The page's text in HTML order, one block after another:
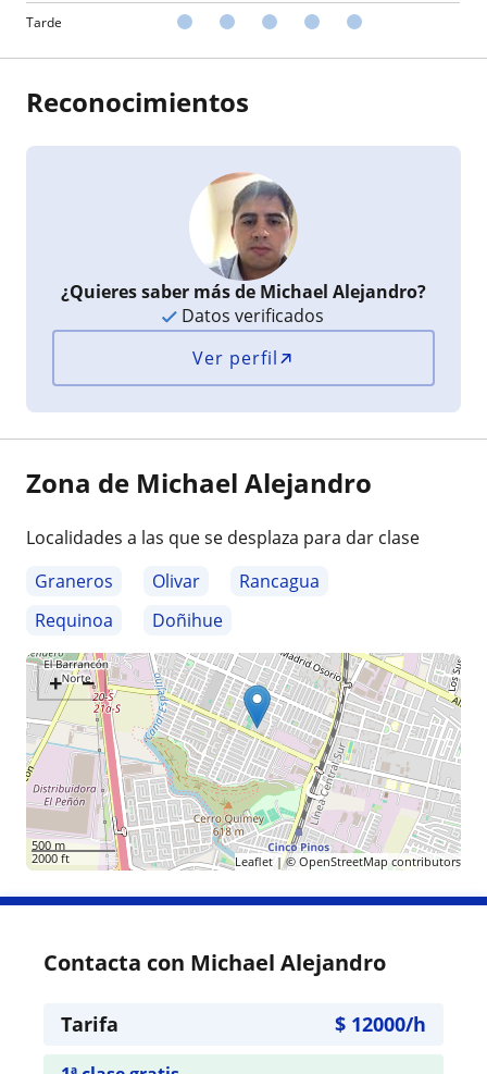
Tarde
Reconocimientos
¿Quieres saber más de Michael Alejandro?
Datos verificados
Ver perfil
Zona de Michael Alejandro
Localidades a las que se desplaza para dar clase
Graneros
Olivar
Rancagua
Requinoa
Doñihue
+ −
500 m
2000 ft
Leaflet| © OpenStreetMapcontributors
Contacta con Michael Alejandro
Tarifa $ 12000/h